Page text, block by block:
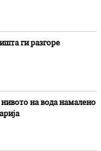
ги разгоре
на вода намалено